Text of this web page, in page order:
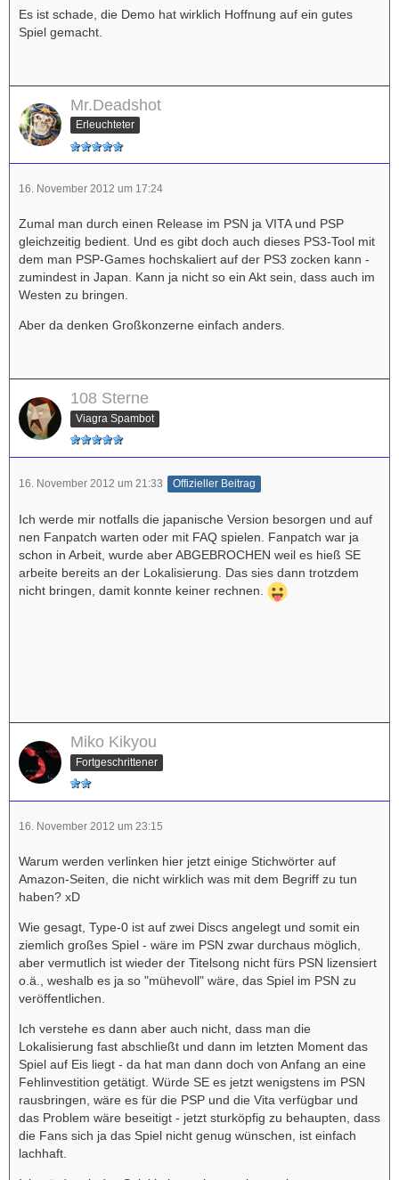
Es ist schade, die Demo hat wirklich Hoffnung auf ein gutes
Spiel gemacht.
Mr.Deadshot
Erleuchteter
16. November 2012 um 17:24
Zumal man durch einen Release im PSN ja VITA und PSP
gleichzeitig bedient. Und es gibt doch auch dieses PS3-Tool mit
dem man PSP-Games hochskaliert auf der PS3 zocken kann -
zumindest in Japan. Kann ja nicht so ein Akt sein, dass auch im
Westen zu bringen.
Aber da denken Großkonzerne einfach anders.
108 Sterne
Viagra Spambot
16. November 2012 um 21:33 Offizieller Beitrag
Ich werde mir notfalls die japanische Version besorgen und auf
nen Fanpatch warten oder mit FAQ spielen. Fanpatch war ja
schon in Arbeit, wurde aber ABGEBROCHEN weil es hieß SE
arbeite bereits an der Lokalisierung. Das sies dann trotzdem
nicht bringen, damit konnte keiner rechnen.
Miko Kikyou
Fortgeschrittener
16. November 2012 um 23:15
Warum werden verlinken hier jetzt einige Stichwörter auf
Amazon-Seiten, die nicht wirklich was mit dem Begriff zu tun
haben? xD
Wie gesagt, Type-0 ist auf zwei Discs angelegt und somit ein
ziemlich großes Spiel - wäre im PSN zwar durchaus möglich,
aber vermutlich ist wieder der Titelsong nicht fürs PSN lizensiert
o.ä., weshalb es ja so "mühevoll" wäre, das Spiel im PSN zu
veröffentlichen.
Ich verstehe es dann aber auch nicht, dass man die
Lokalisierung fast abschließt und dann im letzten Moment das
Spiel auf Eis liegt - da hat man dann doch von Anfang an eine
Fehlinvestition getätigt. Würde SE es jetzt wenigstens im PSN
rausbringen, wäre es für die PSP und die Vita verfügbar und
das Problem wäre beseitigt - jetzt sturköpfig zu behaupten, dass
die Fans sich ja das Spiel nicht genug wünschen, ist einfach
lachhaft.